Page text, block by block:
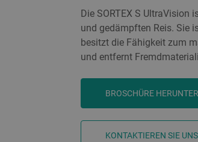
Die SORTEX S UltraVision
und gedämpften Reis. Sie
besitzt die Fähigkeit zum
und entfernt
BROSCHÜRE
KONTAKTIEREN SIE UNS